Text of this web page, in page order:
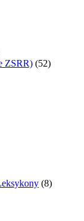
ZSRR) (52)
(8)